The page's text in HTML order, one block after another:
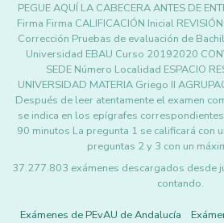
PEGUE AQUÍ LA CABECERA ANTES DE
Firma Firma CALIFICACIÓN Inicial
Corrección Pruebas de evaluación de
Universidad EBAU Curso 20192020
SEDE Número Localidad ESPACIO
UNIVERSIDAD MATERIA Griego II
Después de leer atentamente el examen
se indica en los epígrafes correspondientes
90 minutos La pregunta 1 se calificará con
preguntas 2 y 3 con un
37.277.803 exámenes descargados desde
contando.
Exámenes de PEvAU de Andalucía